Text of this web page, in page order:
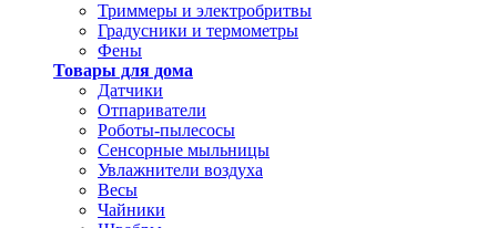
Триммеры и электробритвы
Градусники и термометры
Фены
Товары для дома
Датчики
Отпариватели
Роботы-пылесосы
Сенсорные мыльницы
Увлажнители воздуха
Весы
Чайники